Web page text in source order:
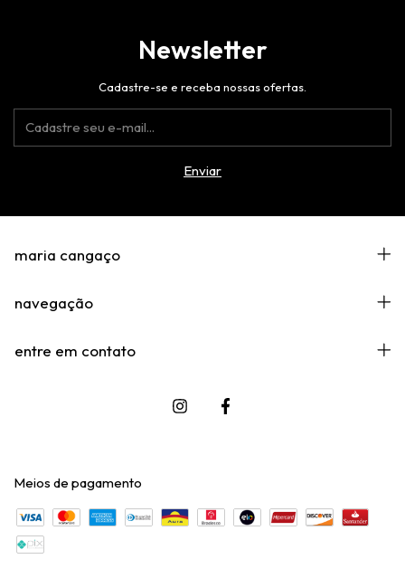
Newsletter
Cadastre-se e receba nossas ofertas.
maria cangaço
navegação
entre em contato
Meios de pagamento